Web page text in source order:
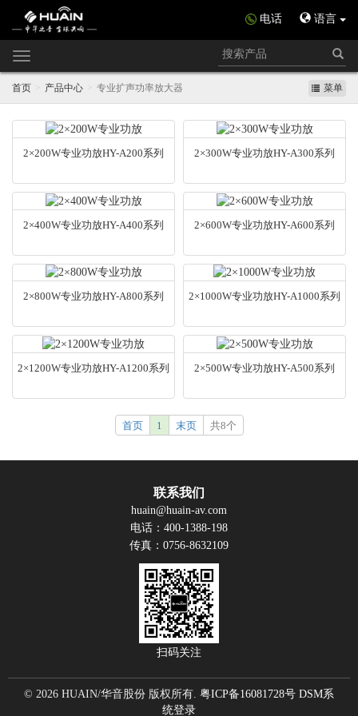
电话 语言
Toggle
navigation
首页 产品中心 专业扩声功率放大器 菜单
2×200W专业功放HY-A200系列 2×300W专业功放HY-A300系列
2×400W专业功放HY-A400系列 2×600W专业功放HY-A600系列
2×800W专业功放HY-A800系列 2×1000W专业功放HY-A1000系列
2×1200W专业功放HY-A1200系列 2×500W专业功放HY-A500系列
首页 1 末页 共8个
联系我们
huain@huain-av.com
电话：400-1388-198
传真：0756-8632109
扫码关注
© 2026 HUAIN/华音股份 版权所有. 粤ICP备16081728号 DSM系
统登录